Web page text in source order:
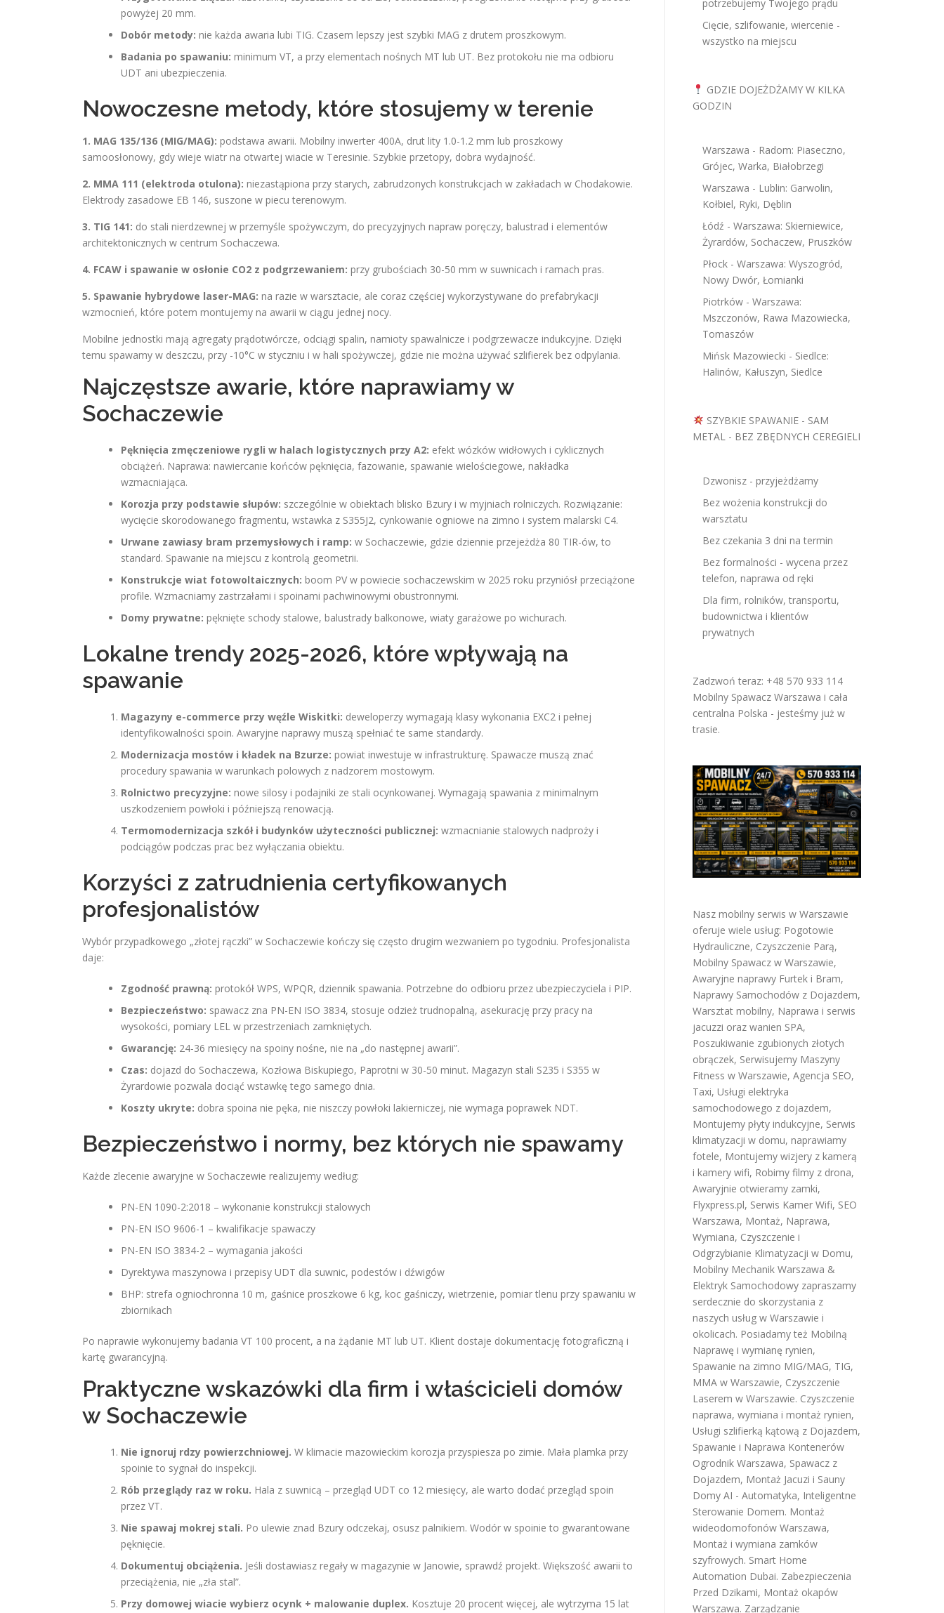
powyżej 20 mm.
Dobór metody: nie każda awaria lubi TIG. Czasem lepszy jest szybki MAG z drutem proszkowym.
Badania po spawaniu: minimum VT, a przy elementach nośnych MT lub UT. Bez protokołu nie ma odbioru
UDT ani ubezpieczenia.
Nowoczesne metody, które stosujemy w terenie
1. MAG 135/136 (MIG/MAG): podstawa awarii. Mobilny inwerter 400A, drut lity 1.0-1.2 mm lub proszkowy
samoosłonowy, gdy wieje wiatr na otwartej wiacie w Teresinie. Szybkie przetopy, dobra wydajność.
2. MMA 111 (elektroda otulona): niezastąpiona przy starych, zabrudzonych konstrukcjach w zakładach w Chodakowie.
Elektrody zasadowe EB 146, suszone w piecu terenowym.
3. TIG 141: do stali nierdzewnej w przemyśle spożywczym, do precyzyjnych napraw poręczy, balustrad i elementów
architektonicznych w centrum Sochaczewa.
4. FCAW i spawanie w osłonie CO2 z podgrzewaniem: przy grubościach 30-50 mm w suwnicach i ramach pras.
5. Spawanie hybrydowe laser-MAG: na razie w warsztacie, ale coraz częściej wykorzystywane do prefabrykacji
wzmocnień, które potem montujemy na awarii w ciągu jednej nocy.
Mobilne jednostki mają agregaty prądotwórcze, odciągi spalin, namioty spawalnicze i podgrzewacze indukcyjne. Dzięki
temu spawamy w deszczu, przy -10°C w styczniu i w hali spożywczej, gdzie nie można używać szlifierek bez odpylania.
Najczęstsze awarie, które naprawiamy w
Sochaczewie
Pęknięcia zmęczeniowe rygli w halach logistycznych przy A2: efekt wózków widłowych i cyklicznych
obciążeń. Naprawa: nawiercanie końców pęknięcia, fazowanie, spawanie wielościegowe, nakładka
wzmacniająca.
Korozja przy podstawie słupów: szczególnie w obiektach blisko Bzury i w myjniach rolniczych. Rozwiązanie:
wycięcie skorodowanego fragmentu, wstawka z S355J2, cynkowanie ogniowe na zimno i system malarski C4.
Urwane zawiasy bram przemysłowych i ramp: w Sochaczewie, gdzie dziennie przejeżdża 80 TIR-ów, to
standard. Spawanie na miejscu z kontrolą geometrii.
Konstrukcje wiat fotowoltaicznych: boom PV w powiecie sochaczewskim w 2025 roku przyniósł przeciążone
profile. Wzmacniamy zastrzałami i spoinami pachwinowymi obustronnymi.
Domy prywatne: pęknięte schody stalowe, balustrady balkonowe, wiaty garażowe po wichurach.
Lokalne trendy 2025-2026, które wpływają na
spawanie
Magazyny e-commerce przy węźle Wiskitki: deweloperzy wymagają klasy wykonania EXC2 i pełnej
identyfikowalności spoin. Awaryjne naprawy muszą spełniać te same standardy.
Modernizacja mostów i kładek na Bzurze: powiat inwestuje w infrastrukturę. Spawacze muszą znać
procedury spawania w warunkach polowych z nadzorem mostowym.
Rolnictwo precyzyjne: nowe silosy i podajniki ze stali ocynkowanej. Wymagają spawania z minimalnym
uszkodzeniem powłoki i późniejszą renowacją.
Termomodernizacja szkół i budynków użyteczności publicznej: wzmacnianie stalowych nadproży i
podciągów podczas prac bez wyłączania obiektu.
Korzyści z zatrudnienia certyfikowanych
profesjonalistów
Wybór przypadkowego „złotej rączki” w Sochaczewie kończy się często drugim wezwaniem po tygodniu. Profesjonalista
daje:
Zgodność prawną: protokół WPS, WPQR, dziennik spawania. Potrzebne do odbioru przez ubezpieczyciela i PIP.
Bezpieczeństwo: spawacz zna PN-EN ISO 3834, stosuje odzież trudnopalną, asekurację przy pracy na
wysokości, pomiary LEL w przestrzeniach zamkniętych.
Gwarancję: 24-36 miesięcy na spoiny nośne, nie na „do następnej awarii”.
Czas: dojazd do Sochaczewa, Kozłowa Biskupiego, Paprotni w 30-50 minut. Magazyn stali S235 i S355 w
Żyrardowie pozwala dociąć wstawkę tego samego dnia.
Koszty ukryte: dobra spoina nie pęka, nie niszczy powłoki lakierniczej, nie wymaga poprawek NDT.
Bezpieczeństwo i normy, bez których nie spawamy
Każde zlecenie awaryjne w Sochaczewie realizujemy według:
PN-EN 1090-2:2018 – wykonanie konstrukcji stalowych
PN-EN ISO 9606-1 – kwalifikacje spawaczy
PN-EN ISO 3834-2 – wymagania jakości
Dyrektywa maszynowa i przepisy UDT dla suwnic, podestów i dźwigów
BHP: strefa ogniochronna 10 m, gaśnice proszkowe 6 kg, koc gaśniczy, wietrzenie, pomiar tlenu przy spawaniu w
zbiornikach
Po naprawie wykonujemy badania VT 100 procent, a na żądanie MT lub UT. Klient dostaje dokumentację fotograficzną i
kartę gwarancyjną.
Praktyczne wskazówki dla firm i właścicieli domów
w Sochaczewie
Nie ignoruj rdzy powierzchniowej. W klimacie mazowieckim korozja przyspiesza po zimie. Mała plamka przy
spoinie to sygnał do inspekcji.
Rób przeglądy raz w roku. Hala z suwnicą – przegląd UDT co 12 miesięcy, ale warto dodać przegląd spoin
przez VT.
Nie spawaj mokrej stali. Po ulewie znad Bzury odczekaj, osusz palnikiem. Wodór w spoinie to gwarantowane
pęknięcie.
Dokumentuj obciążenia. Jeśli dostawiasz regały w magazynie w Janowie, sprawdź projekt. Większość awarii to
przeciążenia, nie „zła stal”.
Przy domowej wiacie wybierz ocynk + malowanie duplex. Kosztuje 20 procent więcej, ale wytrzyma 15 lat
potrzebujemy Twojego prądu
Cięcie, szlifowanie, wiercenie -
wszystko na miejscu
GDZIE DOJEŻDŻAMY W KILKA
GODZIN
Warszawa - Radom: Piaseczno,
Grójec, Warka, Białobrzegi
Warszawa - Lublin: Garwolin,
Kołbiel, Ryki, Dęblin
Łódź - Warszawa: Skierniewice,
Żyrardów, Sochaczew, Pruszków
Płock - Warszawa: Wyszogród,
Nowy Dwór, Łomianki
Piotrków - Warszawa:
Mszczonów, Rawa Mazowiecka,
Tomaszów
Mińsk Mazowiecki - Siedlce:
Halinów, Kałuszyn, Siedlce
SZYBKIE SPAWANIE - SAM
METAL - BEZ ZBĘDNYCH CEREGIELI
Dzwonisz - przyjeżdżamy
Bez wożenia konstrukcji do
warsztatu
Bez czekania 3 dni na termin
Bez formalności - wycena przez
telefon, naprawa od ręki
Dla firm, rolników, transportu,
budownictwa i klientów
prywatnych
Zadzwoń teraz: +48 570 933 114
Mobilny Spawacz Warszawa i cała
centralna Polska - jesteśmy już w
trasie.
Nasz mobilny serwis w Warszawie
oferuje wiele usług: Pogotowie
Hydrauliczne, Czyszczenie Parą,
Mobilny Spawacz w Warszawie,
Awaryjne naprawy Furtek i Bram,
Naprawy Samochodów z Dojazdem,
Warsztat mobilny, Naprawa i serwis
jacuzzi oraz wanien SPA,
Poszukiwanie zgubionych złotych
obrączek, Serwisujemy Maszyny
Fitness w Warszawie, Agencja SEO,
Taxi, Usługi elektryka
samochodowego z dojazdem,
Montujemy płyty indukcyjne, Serwis
klimatyzacji w domu, naprawiamy
fotele, Montujemy wizjery z kamerą
i kamery wifi, Robimy filmy z drona,
Awaryjnie otwieramy zamki,
Flyxpress.pl, Serwis Kamer Wifi, SEO
Warszawa, Montaż, Naprawa,
Wymiana, Czyszczenie i
Odgrzybianie Klimatyzacji w Domu,
Mobilny Mechanik Warszawa &
Elektryk Samochodowy zapraszamy
serdecznie do skorzystania z
naszych usług w Warszawie i
okolicach. Posiadamy też Mobilną
Naprawę i wymianę rynien,
Spawanie na zimno MIG/MAG, TIG,
MMA w Warszawie, Czyszczenie
Laserem w Warszawie. Czyszczenie
naprawa, wymiana i montaż rynien,
Usługi szlifierką kątową z Dojazdem,
Spawanie i Naprawa Kontenerów
Ogrodnik Warszawa, Spawacz z
Dojazdem, Montaż Jacuzi i Sauny
Domy AI - Automatyka, Inteligentne
Sterowanie Domem. Montaż
wideodomofonów Warszawa,
Montaż i wymiana zamków
szyfrowych. Smart Home
Automation Dubai. Zabezpieczenia
Przed Dzikami, Montaż okapów
Warszawa. Zarządzanie